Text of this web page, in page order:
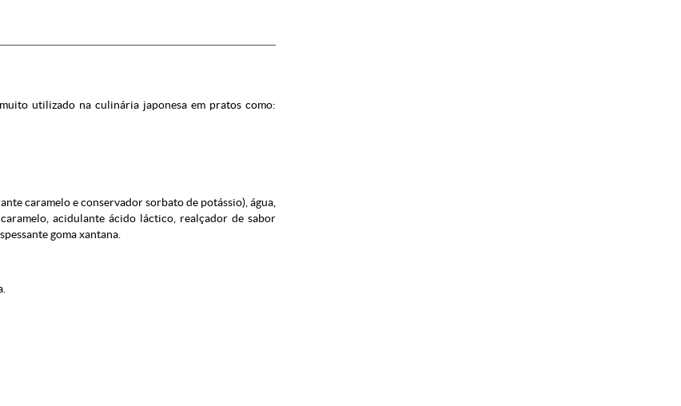
utilizado na culinária japonesa em pratos como:
caramelo e conservador sorbato de potássio), água,
acidulante ácido láctico, realçador de sabor
goma xantana.